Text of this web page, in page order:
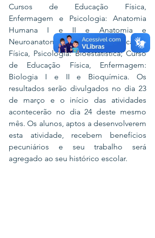
Cursos de Educação Física,
Enfermagem e Psicologia: Anatomia
Humana I e II e Anatomia e
Neuroanatomia; Curso de Educação
Física, Psicologia: Bioestatística; Curso
de Educação Física, Enfermagem:
Biologia I e II e Bioquímica. Os
resultados serão divulgados no dia 23
de março e o início das atividades
acontecerão no dia 24 deste mesmo
mês. Os alunos, aptos a desenvolverem
esta atividade, recebem benefícios
pecuniários e seu trabalho será
agregado ao seu histórico escolar.